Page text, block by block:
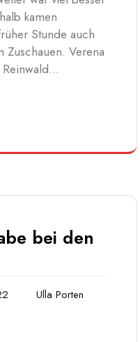
kamen
Stunde auch
Verena
Reinwald…
bei den
Ulla Porten